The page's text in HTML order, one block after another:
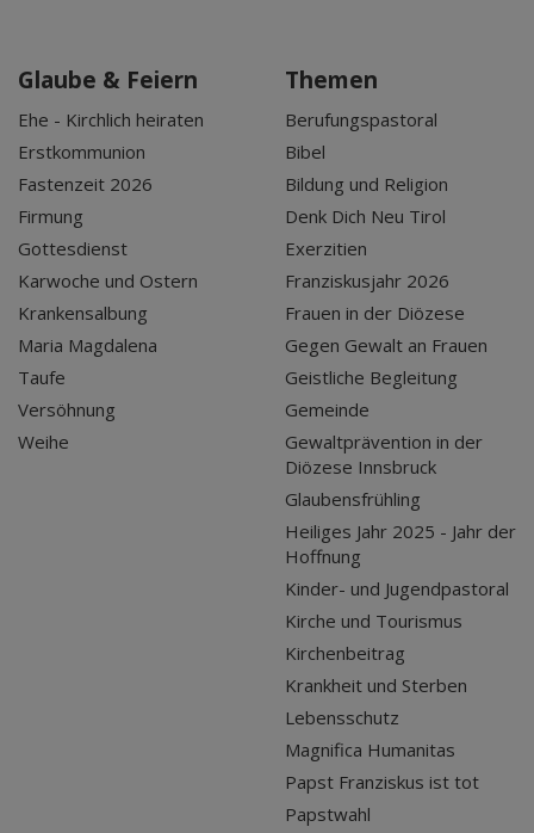
Glaube & Feiern
Ehe - Kirchlich heiraten
Erstkommunion
Fastenzeit 2026
Firmung
Gottesdienst
Karwoche und Ostern
Krankensalbung
Maria Magdalena
Taufe
Versöhnung
Weihe
Themen
Berufungspastoral
Bibel
Bildung und Religion
Denk Dich Neu Tirol
Exerzitien
Franziskusjahr 2026
Frauen in der Diözese
Gegen Gewalt an Frauen
Geistliche Begleitung
Gemeinde
Gewaltprävention in der
Diözese Innsbruck
Glaubensfrühling
Heiliges Jahr 2025 - Jahr der
Hoffnung
Kinder- und Jugendpastoral
Kirche und Tourismus
Kirchenbeitrag
Krankheit und Sterben
Lebensschutz
Magnifica Humanitas
Papst Franziskus ist tot
Papstwahl